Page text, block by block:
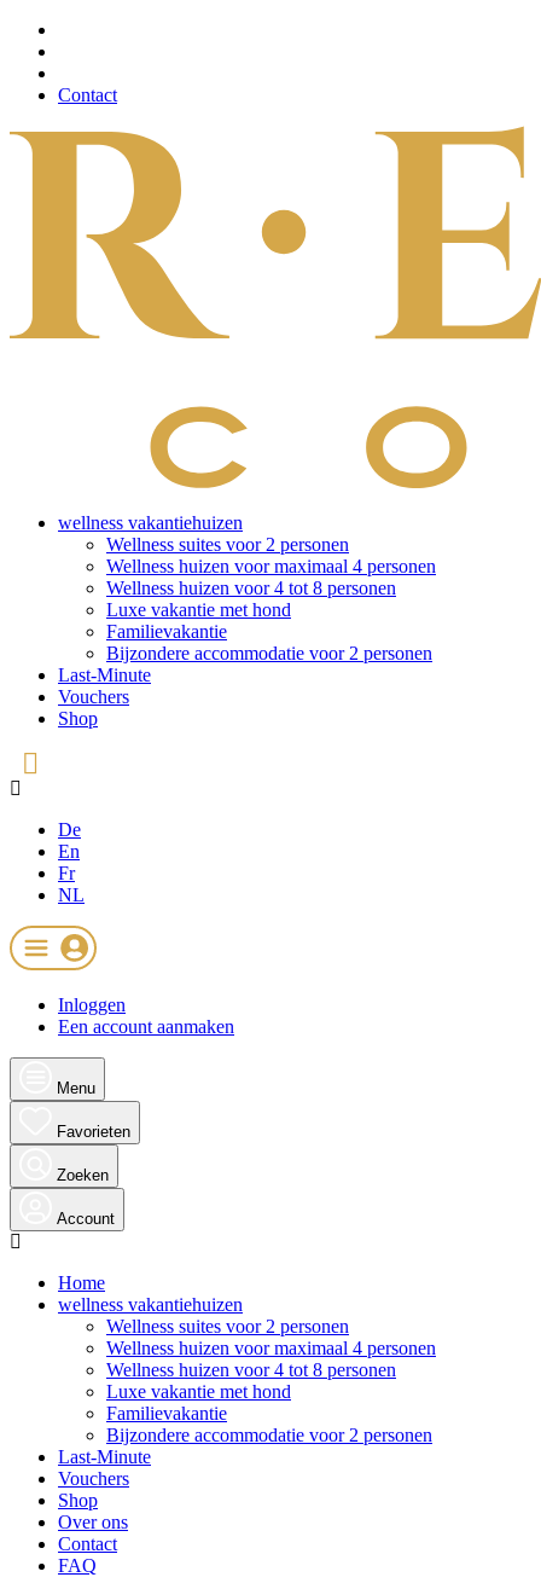
Contact
wellness vakantiehuizen
Wellness suites voor 2 personen
Wellness huizen voor maximaal 4 personen
Wellness huizen voor 4 tot 8 personen
Luxe vakantie met hond
Familievakantie
Bijzondere accommodatie voor 2 personen
Last-Minute
Vouchers
Shop
De
En
Fr
NL
Inloggen
Een account aanmaken
Menu
Favorieten
Zoeken
Account
Home
wellness vakantiehuizen
Wellness suites voor 2 personen
Wellness huizen voor maximaal 4 personen
Wellness huizen voor 4 tot 8 personen
Luxe vakantie met hond
Familievakantie
Bijzondere accommodatie voor 2 personen
Last-Minute
Vouchers
Shop
Over ons
Contact
FAQ